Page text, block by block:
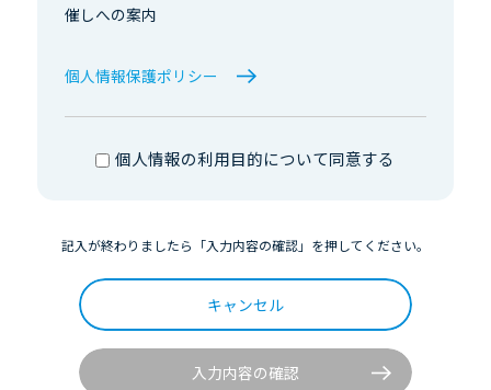
催しへの案内
個人情報保護ポリシー
個人情報の利用目的について同意する
記入が終わりましたら「入力内容の確認」を押してください。
キャンセル
入力内容の確認